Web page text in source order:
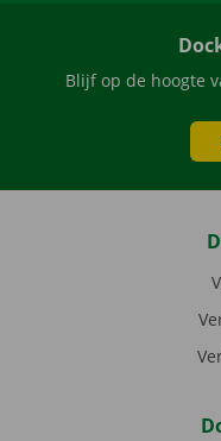
Blijf op de hoogte